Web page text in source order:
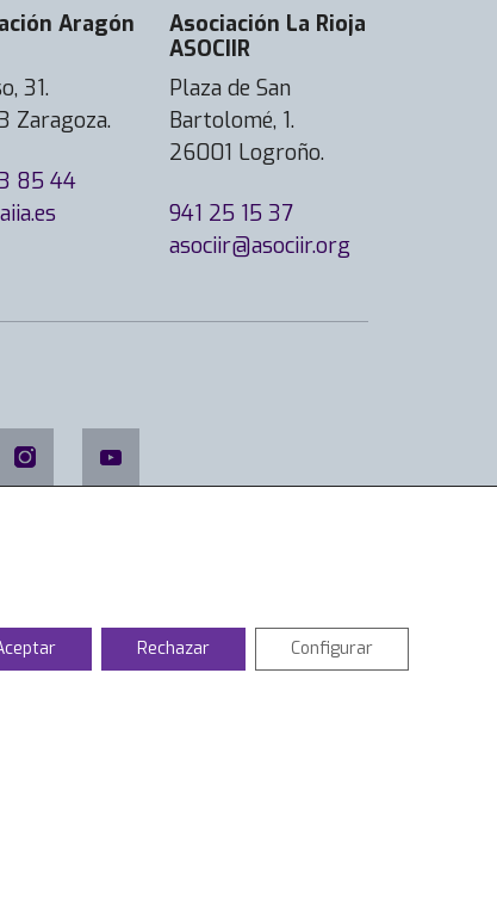
Aragón
31.
Zaragoza.
85 44
Asociación La Rioja
ASOCIIR
Plaza de San
Bartolomé, 1.
26001 Logroño.
941 25 15 37
asociir@asociir.org
Rechazar Configurar